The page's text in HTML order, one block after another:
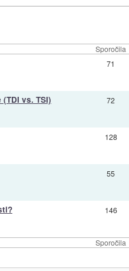
Sporočila
Sporočila
71
vs. TSI) 72
128
55
146